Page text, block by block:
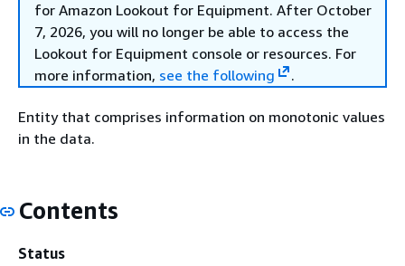
for Amazon Lookout for Equipment. After October
7, 2026, you will no longer be able to access the
Lookout for Equipment console or resources. For
more information, see the following .
Entity that comprises information on monotonic values
in the data.
Contents
Status